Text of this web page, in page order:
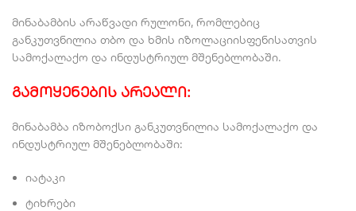
მინაბამბის არაწვადი რულონი, რომლებიც
განკუთვნილია თბო და ხმის იზოლაციისფენისათვის
სამოქალაქო და ინდუსტრიულ მშენებლობაში.
გამოყენების არეალი:
მინაბამბა იზობოქსი განკუთვნილია სამოქალაქო და
ინდუსტრიულ მშენებლობაში:
იატაკი
ტიხრები